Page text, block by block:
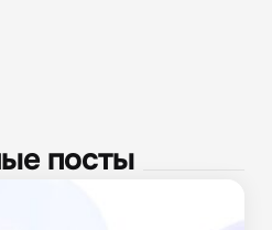
посты